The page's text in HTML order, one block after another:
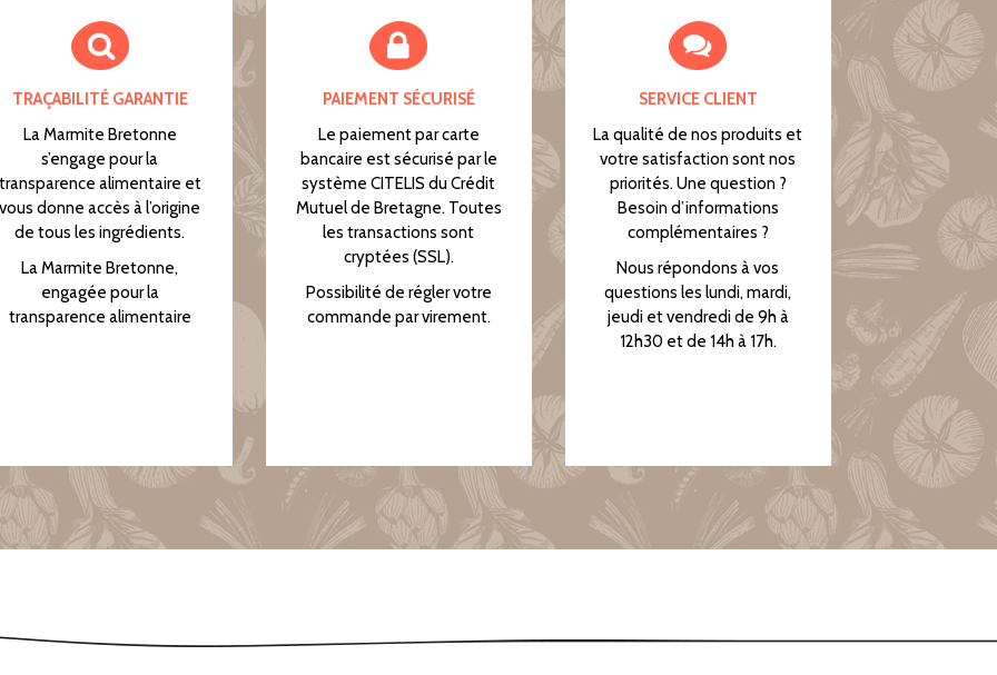
TRAÇABILITÉ GARANTIE
La Marmite Bretonne
s’engage pour la
alimentaire et
vous donne accès à l’origine
de tous les ingrédients.
La Marmite Bretonne,
engagée pour la
transparence alimentaire
PAIEMENT SÉCURISÉ
Le paiement par carte
bancaire est sécurisé par le
système CITELIS du Crédit
Mutuel de Bretagne. Toutes
les transactions sont
cryptées (SSL).
Possibilité de régler votre
commande par virement.
SERVICE CLIENT
La qualité de nos produits et
votre satisfaction sont nos
priorités. Une question ?
Besoin d’informations
complémentaires ?
Nous répondons à vos
questions les lundi, mardi,
jeudi et vendredi de 9h à
12h30 et de 14h à 17h.